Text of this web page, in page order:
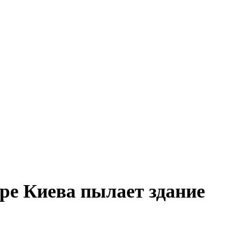
Киева пылает здание